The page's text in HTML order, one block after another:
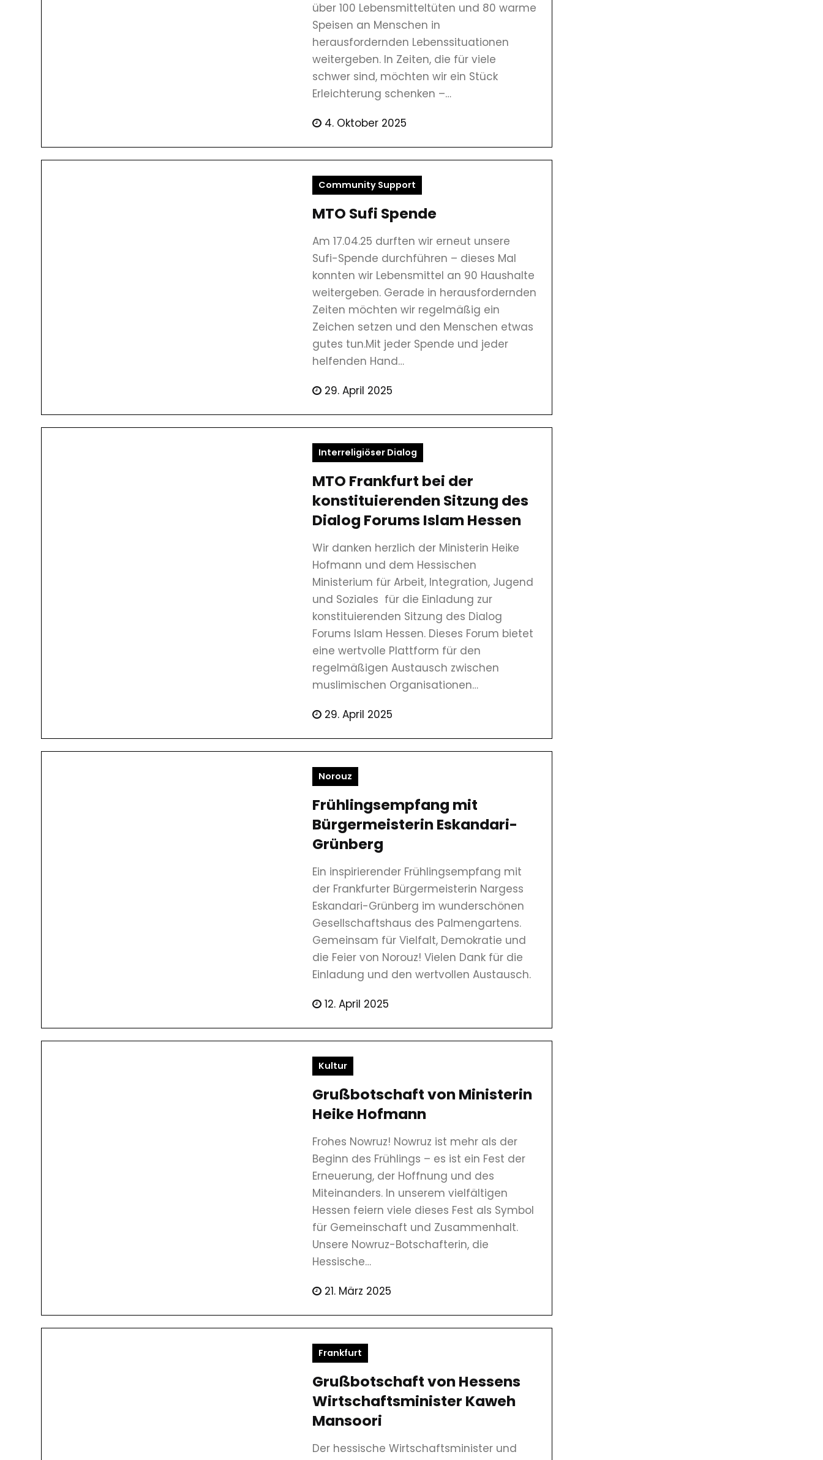
über 100 Lebensmitteltüten und 80 warme
Speisen an Menschen in
herausfordernden Lebenssituationen
weitergeben. In Zeiten, die für viele
schwer sind, möchten wir ein Stück
Erleichterung schenken –…
4. Oktober 2025
Community Support
MTO Sufi Spende
Am 17.04.25 durften wir erneut unsere
Sufi-Spende durchführen – dieses Mal
konnten wir Lebensmittel an 90 Haushalte
weitergeben. Gerade in herausfordernden
Zeiten möchten wir regelmäßig ein
Zeichen setzen und den Menschen etwas
gutes tun.Mit jeder Spende und jeder
helfenden Hand…
29. April 2025
Interreligiöser Dialog
MTO Frankfurt bei der
konstituierenden Sitzung des
Dialog Forums Islam Hessen
Wir danken herzlich der Ministerin Heike
Hofmann und dem Hessischen
Ministerium für Arbeit, Integration, Jugend
und Soziales für die Einladung zur
konstituierenden Sitzung des Dialog
Forums Islam Hessen. Dieses Forum bietet
eine wertvolle Plattform für den
regelmäßigen Austausch zwischen
muslimischen Organisationen…
29. April 2025
Norouz
Frühlingsempfang mit
Bürgermeisterin Eskandari-
Grünberg
Ein inspirierender Frühlingsempfang mit
der Frankfurter Bürgermeisterin Nargess
Eskandari-Grünberg im wunderschönen
Gesellschaftshaus des Palmengartens.
Gemeinsam für Vielfalt, Demokratie und
die Feier von Norouz! Vielen Dank für die
Einladung und den wertvollen Austausch.
12. April 2025
Kultur
Grußbotschaft von Ministerin
Heike Hofmann
Frohes Nowruz! Nowruz ist mehr als der
Beginn des Frühlings – es ist ein Fest der
Erneuerung, der Hoffnung und des
Miteinanders. In unserem vielfältigen
Hessen feiern viele dieses Fest als Symbol
für Gemeinschaft und Zusammenhalt.
Unsere Nowruz-Botschafterin, die
Hessische…
21. März 2025
Frankfurt
Grußbotschaft von Hessens
Wirtschaftsminister Kaweh
Mansoori
Der hessische Wirtschaftsminister und